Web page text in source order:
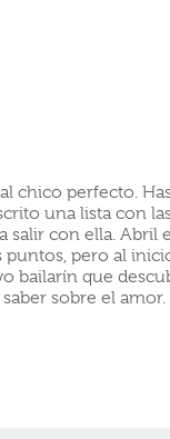
chico perfecto.
una lista con
con ella. Abril
pero al
bailarín que
sobre el amor.